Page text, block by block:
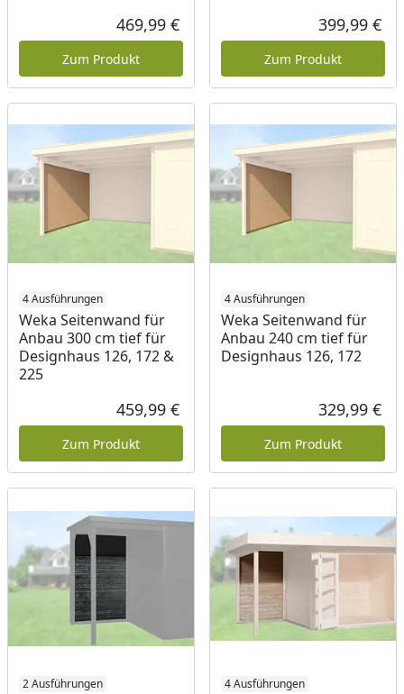
Aktueller Preis
469,99 €
Zum Produkt
399,99 €
Zum Produkt
4 Ausführungen
Weka Seitenwand für
Anbau 300 cm tief für
Designhaus 126, 172 &
225
Aktueller Preis
459,99 €
Zum Produkt
4 Ausführungen
Weka Seitenwand für
Anbau 240 cm tief für
Designhaus 126, 172
329,99 €
Zum Produkt
2 Ausführungen 4 Ausführungen